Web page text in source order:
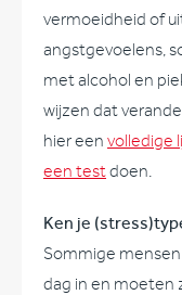
vermoeidheid of
angstgevoelens,
met alcohol en
wijzen dat
hier een volledige
een testdoen.
Ken je
Sommige
dag in en moeten